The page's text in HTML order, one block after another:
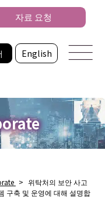
English
자료 요청
> 위탁처의 보안 사고
구축 및 운영에 대해 설명합